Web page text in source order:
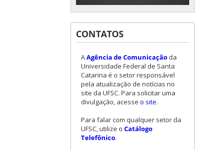
CONTATOS
AAgência de Comunicação da
Universidade Federal de Santa
Catarina é o setor responsável
pela atualização de notícias no
site da UFSC. Para solicitar uma
divulgação, acesse o site.
Para falar com qualquer setor da
UFSC, utilize o Catálogo
Telefônico.